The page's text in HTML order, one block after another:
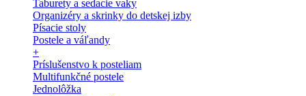
Taburety a sedacie vaky
Organizéry a skrinky do detskej izby
Písacie stoly
Postele a váľandy
+
Príslušenstvo k posteliam
Multifunkčné postele
Jednolôžka